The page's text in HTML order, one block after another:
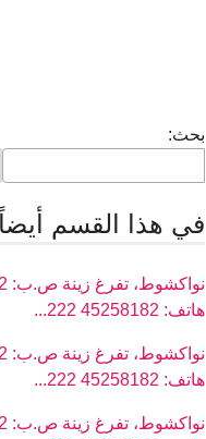
بحث:
في هذا القسم أيضاً
هاتف: 45258182 222...
هاتف: 45258182 222...